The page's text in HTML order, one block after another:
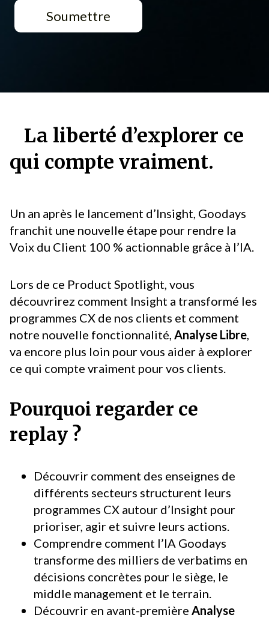
La liberté d’explorer ce
qui compte vraiment.
Un an après le lancement d’Insight, Goodays
franchit une nouvelle étape pour rendre la
Voix du Client 100 % actionnable grâce à l’IA.
Lors de ce Product Spotlight, vous
découvrirez comment Insight a transformé les
programmes CX de nos clients et comment
notre nouvelle fonctionnalité, Analyse Libre,
va encore plus loin pour vous aider à explorer
ce qui compte vraiment pour vos clients.
Pourquoi regarder ce
replay ?
Découvrir comment des enseignes de
différents secteurs structurent leurs
programmes CX autour d’Insight pour
prioriser, agir et suivre leurs actions.
Comprendre comment l’IA Goodays
transforme des milliers de verbatims en
décisions concrètes pour le siège, le
middle management et le terrain.
Découvrir en avant-première Analyse